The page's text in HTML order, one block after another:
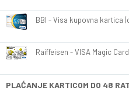
BBI - Visa kupovna kartica
Raiffeisen - VISA Magic
PLAĆANJE KARTICOM DO 48